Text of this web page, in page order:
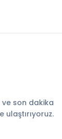
son dakika
ulaştırıyoruz.